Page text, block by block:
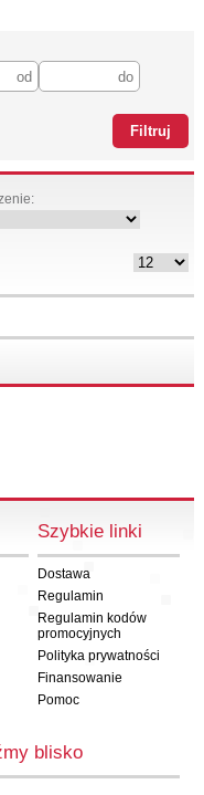
Szybkie linki
Dostawa
Regulamin
Regulamin kodów
promocyjnych
Polityka prywatności
Finansowanie
Pomoc
blisko